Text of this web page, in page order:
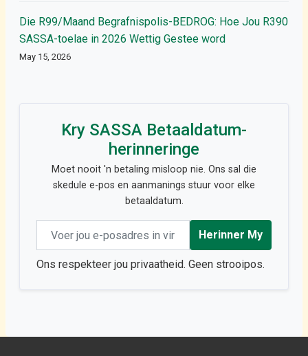
Die R99/Maand Begrafnispolis-BEDROG: Hoe Jou R390
SASSA-toelae in 2026 Wettig Gestee word
May 15, 2026
Kry SASSA Betaaldatum-
herinneringe
Moet nooit 'n betaling misloop nie. Ons sal die
skedule e-pos en aanmanings stuur voor elke
betaaldatum.
Email address
Herinner My
Ons respekteer jou privaatheid. Geen strooipos.